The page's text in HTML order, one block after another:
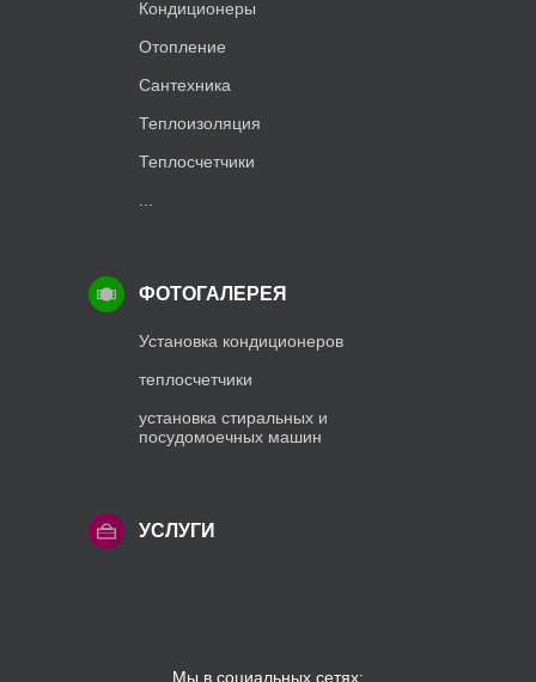
Кондиционеры
Отопление
Сантехника
Теплоизоляция
Теплосчетчики
ФОТОГАЛЕРЕЯ
Установка кондиционеров
теплосчетчики
установка стиральных и
посудомоечных машин
УСЛУГИ
Мы в социальных сетях: